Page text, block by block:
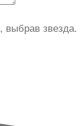
выбрав звезда.